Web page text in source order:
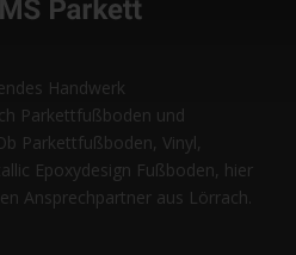
Handwerk
Parkettfußboden und
Parkettfußboden, Vinyl,
Epoxydesign Fußboden, hier
Ansprechpartner aus Lörrach.